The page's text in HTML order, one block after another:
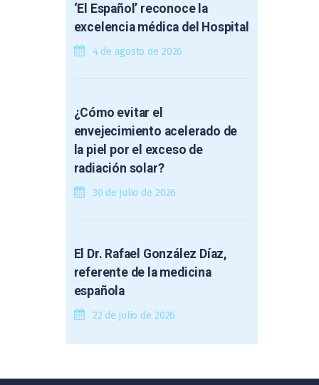
‘El Español’ reconoce la
excelencia médica del Hospital
4 de agosto de 2026
¿Cómo evitar el
envejecimiento acelerado de
la piel por el exceso de
radiación solar?
30 de julio de 2026
El Dr. Rafael González Díaz,
referente de la medicina
española
22 de julio de 2026